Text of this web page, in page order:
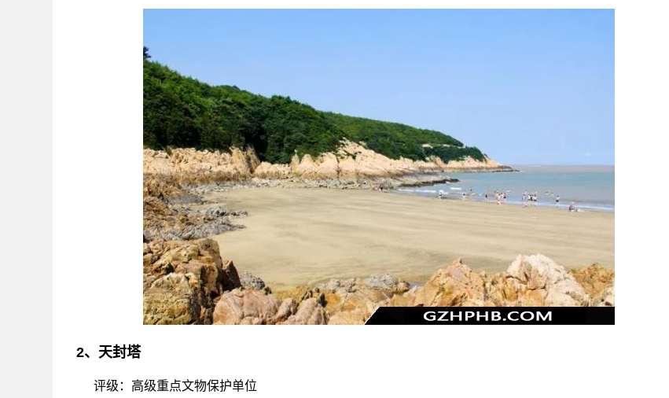
2、天封塔
评级：高级重点文物保护单位